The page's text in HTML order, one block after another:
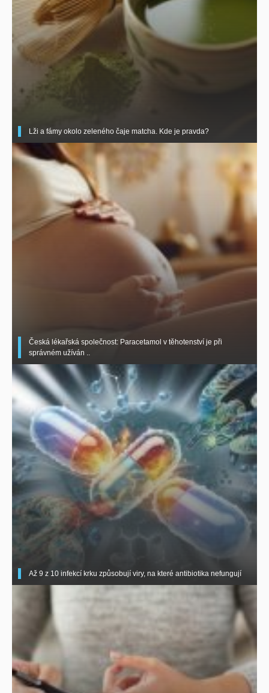
Lži a fámy okolo zeleného čaje matcha. Kde je pravda?
Česká lékařská společnost: Paracetamol v těhotenství je při
správném užíván ..
Až 9 z 10 infekcí krku způsobují viry, na které antibiotika nefungují